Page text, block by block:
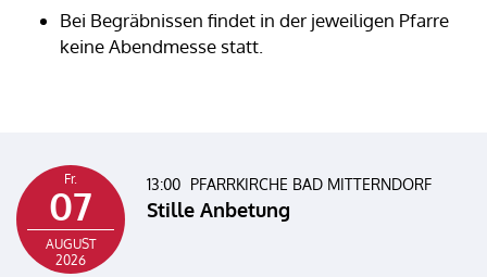
Bei Begräbnissen findet in der jeweiligen Pfarre
keine Abendmesse statt.
Fr.
07
AUGUST
2026
13:00 PFARRKIRCHE BAD MITTERNDORF
Stille Anbetung